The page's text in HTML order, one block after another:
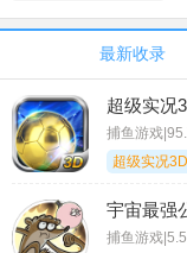
最新收录
超级实况
捕鱼游戏
宇宙最强
捕鱼游戏